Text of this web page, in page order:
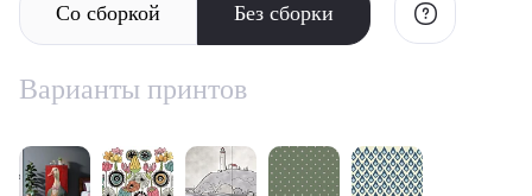
Со сборкой Без сборки
Варианты принтов